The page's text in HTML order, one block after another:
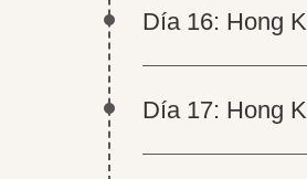
Día 16: Hong
Día 17: Hong